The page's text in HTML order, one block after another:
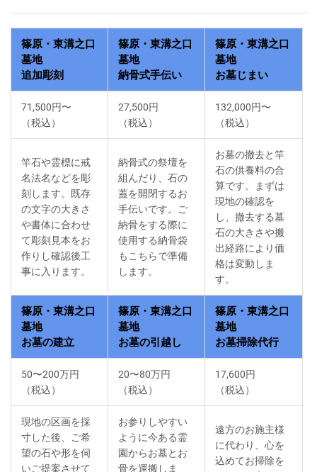
篠原・東溝之口
墓地
追加彫刻
篠原・東溝之口
墓地
納骨式手伝い
篠原・東溝之口
墓地
お墓じまい
71,500円〜
（税込）
27,500円
（税込）
132,000円〜
（税込）
竿石や霊標に戒
名法名などを彫
刻します。既存
の文字の大きさ
や書体に合わせ
て彫刻見本をお
作りし確認後工
事に入ります。
納骨式の祭壇を
組んだり、石の
蓋を開閉するお
手伝いです。ご
納骨をする際に
使用する納骨袋
もこちらで準備
します。
お墓の撤去と竿
石の供養料の合
算です。まずは
現地の確認を
し、撤去する墓
石の大きさや搬
出経路により価
格は変動しま
す。
篠原・東溝之口
墓地
お墓の建立
篠原・東溝之口
墓地
お墓の引越し
篠原・東溝之口
墓地
お墓掃除代行
50〜200万円
（税込）
20〜80万円
（税込）
17,600円
（税込）
現地の区画を採
寸した後、ご希
望の石や形を伺
いご提案させて
お参りしやすい
ように今ある霊
園からお墓とお
骨を運搬しま
遠方のお施主様
に代わり、心を
込めてお掃除を